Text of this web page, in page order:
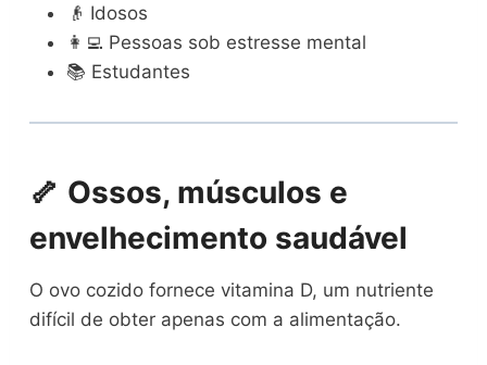
👴 Idosos
👩‍💻 Pessoas sob estresse mental
📚 Estudantes
🦴 Ossos, músculos e
envelhecimento saudável
O ovo cozido fornece vitamina D, um nutriente
difícil de obter apenas com a alimentação.